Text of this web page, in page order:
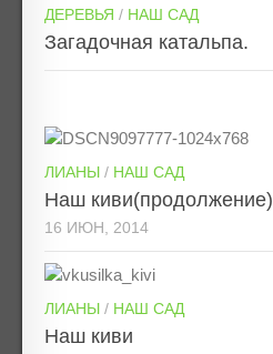
ДЕРЕВЬЯ / НАШ САД
Загадочная катальпа.
ЛИАНЫ / НАШ САД
Наш киви(продолжение)
16 ИЮН, 2014
ЛИАНЫ / НАШ САД
Наш киви